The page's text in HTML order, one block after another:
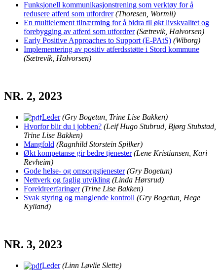
Funksjonell kommunikasjonstrening som verktøy for å
redusere atferd som utfordrer (Thoresen, Wormli)
En multielement tilnærming for å bidra til økt livskvalitet og
forebygging av atferd som utfordrer (Sætrevik, Halvorsen)
Early Positive Approaches to Support (E-PAtS) (Wiborg)
Implementering av positiv atferdsstøtte i Stord kommune
(Sætrevik, Halvorsen)
NR. 2, 2023
Leder (Gry Bogetun, Trine Lise Bakken)
Hvorfor blir du i jobben? (Leif Hugo Stubrud, Bjørg Stubstad,
Trine Lise Bakken)
Mangfold (Ragnhild Storstein Spilker)
Økt kompetanse gir bedre tjenester(Lene Kristiansen, Kari
Revheim)
Gode helse- og omsorgstjenester (Gry Bogetun)
Nettverk og faglig utvikling (Linda Hørsrud)
Foreldreerfaringer (Trine Lise Bakken)
Svak styring og manglende kontroll (Gry Bogetun, Hege
Kylland)
NR. 3, 2023
Leder(Linn Løvlie Slette)